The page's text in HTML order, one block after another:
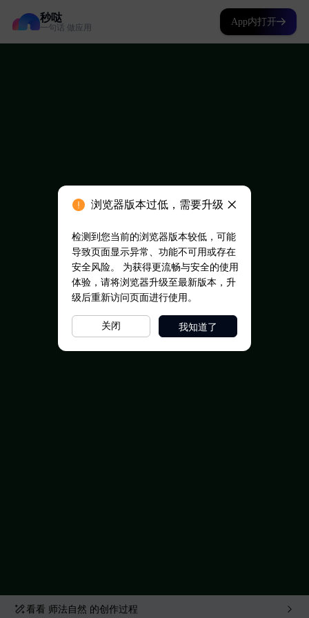
秒哒
一句话 做应用
App内打开
看看 师法自然 的创作过程
浏览器版本过低，需要升级
检测到您当前的浏览器版本较低，可能
导致页面显示异常、功能不可用或存在
安全风险。 为获得更流畅与安全的使用
体验，请将浏览器升级至最新版本，升
级后重新访问页面进行使用。
关闭 我知道了